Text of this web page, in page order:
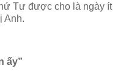
Tư được cho là ngày ít
Anh.
ấy”